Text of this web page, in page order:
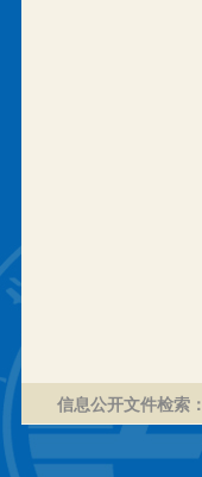
信息公开文件检索：